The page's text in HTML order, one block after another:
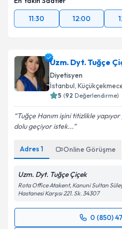
11:30
12:00
Uzm. Dyt. Tuğçe
Diyetisyen
İstanbul,
5 (92 Değerlendirme)
Tuğçe Hanım işini titizlikle
dolu geçiyor istek...
Adres 1 Online Görüşme
Uzm. Dyt. Tuğçe Çiçek
Rota Office Atakent, Kanuni Sultan
Hastanesi Karşısı 221. Sk. 34307
0 (850)
Randevu Takvimi